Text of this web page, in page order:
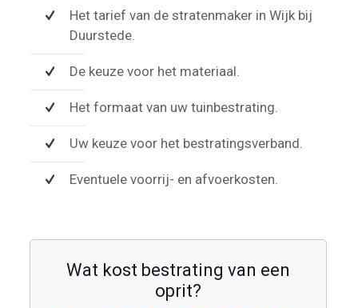
Het tarief van de stratenmaker in Wijk bij
Duurstede.
De keuze voor het materiaal.
Het formaat van uw tuinbestrating.
Uw keuze voor het bestratingsverband.
Eventuele voorrij- en afvoerkosten.
Wat kost bestrating van een
oprit?